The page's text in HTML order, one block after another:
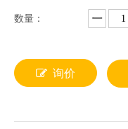
数量：
询价